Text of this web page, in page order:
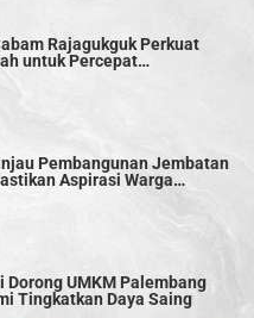
Rajagukguk Perkuat
untuk Percepat
Pembangunan Jembatan
Aspirasi Warga
Dorong UMKM Palembang
Tingkatkan Daya Saing